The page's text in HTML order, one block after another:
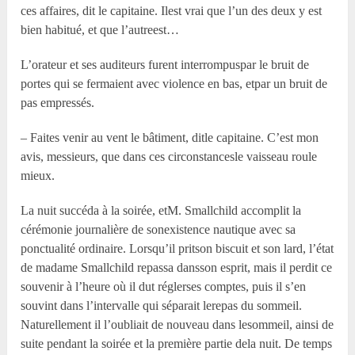
ces affaires, dit le capitaine. Ilest vrai que l’un des deux y est
bien habitué, et que l’autreest…
L’orateur et ses auditeurs furent interrompuspar le bruit de
portes qui se fermaient avec violence en bas, etpar un bruit de
pas empressés.
– Faites venir au vent le bâtiment, ditle capitaine. C’est mon
avis, messieurs, que dans ces circonstancesle vaisseau roule
mieux.
La nuit succéda à la soirée, etM. Smallchild accomplit la
cérémonie journalière de sonexistence nautique avec sa
ponctualité ordinaire. Lorsqu’il pritson biscuit et son lard, l’état
de madame Smallchild repassa dansson esprit, mais il perdit ce
souvenir à l’heure où il dut réglerses comptes, puis il s’en
souvint dans l’intervalle qui séparait lerepas du sommeil.
Naturellement il l’oubliait de nouveau dans lesommeil, ainsi de
suite pendant la soirée et la première partie dela nuit. De temps